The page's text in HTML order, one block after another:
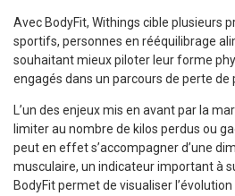
Avec BodyFit, Withings cible plusieurs
sportifs, personnes en rééquilibrage
souhaitant mieux piloter leur forme
engagés dans un parcours de perte de
L’un des enjeux mis en avant par la
limiter au nombre de kilos perdus ou
peut en effet s’accompagner d’une
musculaire, un indicateur important à
BodyFit permet de visualiser